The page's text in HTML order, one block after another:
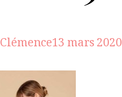
Clémence13 mars 2020